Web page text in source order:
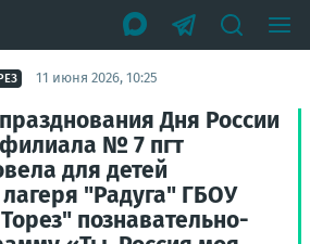
11 июня 2026, 10:25
Дня России
№ 7 пгт
для детей
"Радуга" ГБОУ
познавательно-